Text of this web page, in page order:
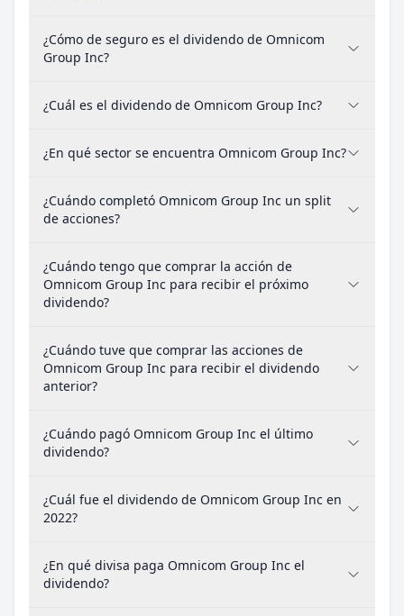
¿Cómo de seguro es el dividendo de Omnicom
Group Inc?
¿Cuál es el dividendo de Omnicom Group Inc?
¿En qué sector se encuentra Omnicom Group Inc?
¿Cuándo completó Omnicom Group Inc un split
de acciones?
¿Cuándo tengo que comprar la acción de
Omnicom Group Inc para recibir el próximo
dividendo?
¿Cuándo tuve que comprar las acciones de
Omnicom Group Inc para recibir el dividendo
anterior?
¿Cuándo pagó Omnicom Group Inc el último
dividendo?
¿Cuál fue el dividendo de Omnicom Group Inc en
2022?
¿En qué divisa paga Omnicom Group Inc el
dividendo?